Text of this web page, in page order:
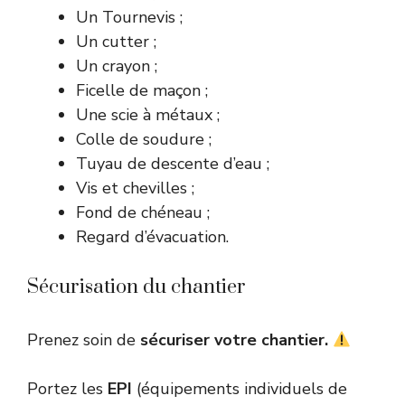
Un Tournevis ;
Un cutter ;
Un crayon ;
Ficelle de maçon ;
Une scie à métaux ;
Colle de soudure ;
Tuyau de descente d’eau ;
Vis et chevilles ;
Fond de chéneau ;
Regard d’évacuation.
Sécurisation du chantier
Prenez soin de sécuriser votre chantier.
Portez les EPI (équipements individuels de